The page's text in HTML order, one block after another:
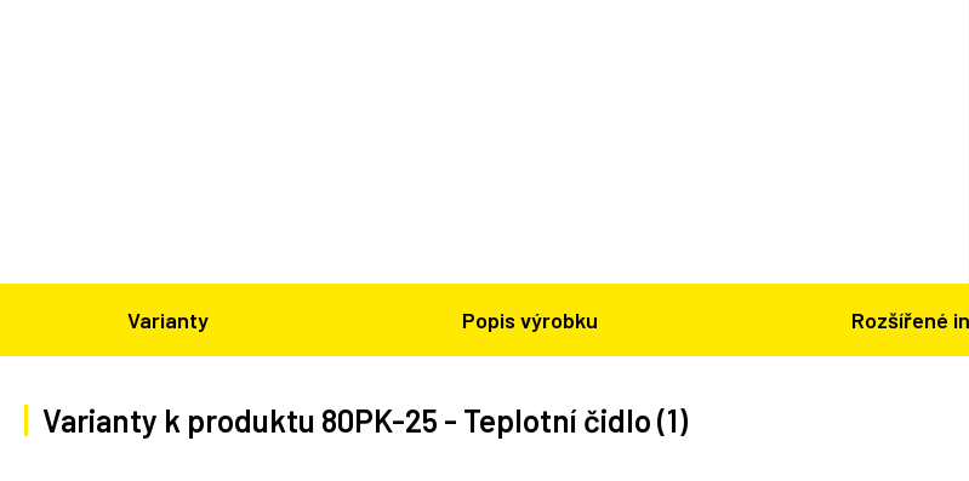
Varianty Popis výrobku Rozšířené
Varianty k produktu 80PK-25 - Teplotní čidlo (1)